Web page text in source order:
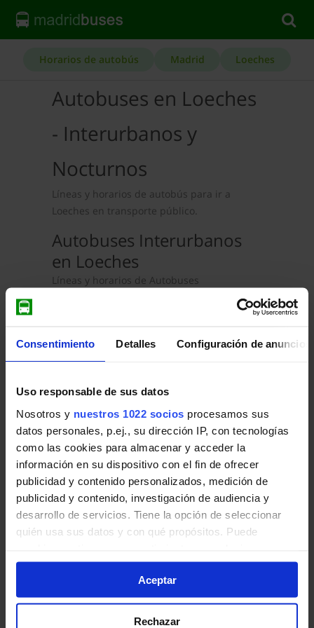
Consentimiento Detalles Configuración de anuncios
Uso responsable de sus datos
Nosotros y nuestros 1022 socios procesamos sus
datos personales, p.ej., su dirección IP, con tecnologías
como las cookies para almacenar y acceder la
información en su dispositivo con el fin de ofrecer
publicidad y contenido personalizados, medición de
publicidad y contenido, investigación de audiencia y
desarrollo de servicios. Tiene la opción de seleccionar
quién usa sus datos y con qué propósitos. Puede
momento desde la Declaración de cookies o clicando en
el Menú de consentimiento.
Si lo permite, también quisiéramos:
Aceptar
Rechazar
Horarios de autobús Madrid Loeches
Autobuses en Loeches
- Interurbanos y
Nocturnos
Líneas y horarios de autobús para ir a
Loeches en transporte público.
Autobuses Interurbanos
en Loeches
Líneas y horarios de Autobuses
261
Madrid - Torrejón de Ardoz - Torres de la
Madrid - Coslada - Rivas-Vaciamadrid - San
284 Madrid (Avenida America) - Velilla - Loeches
Madrid - Coslada - Rivas-Vaciamadrid - San
320 Arganda del Rey - Alcalá de Henares
Alcalá de Henares - Arganda del Rey -
Loeches